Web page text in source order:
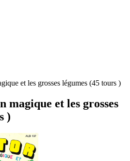
et les grosses légumes (45 tours )
magique et les grosses
)